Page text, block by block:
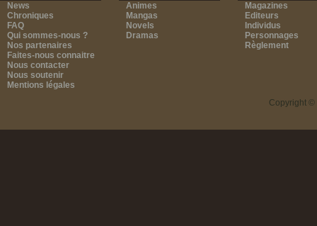
News
Chroniques
FAQ
Qui sommes-nous ?
Nos partenaires
Faites-nous connaitre
Nous contacter
Nous soutenir
Mentions légales
Animes
Mangas
Novels
Dramas
Magazines
Editeurs
Individus
Personnages
Règlement
Copyright ©